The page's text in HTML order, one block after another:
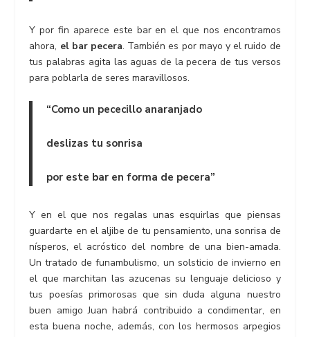
Y por fin aparece este bar en el que nos encontramos
ahora, el bar pecera. También es por mayo y el ruido de
tus palabras agita las aguas de la pecera de tus versos
para poblarla de seres maravillosos.
“Como un pececillo anaranjado
deslizas tu sonrisa
por este bar en forma de pecera”
Y en el que nos regalas unas esquirlas que piensas
guardarte en el aljibe de tu pensamiento, una sonrisa de
nísperos, el acróstico del nombre de una bien-amada.
Un tratado de funambulismo, un solsticio de invierno en
el que marchitan las azucenas su lenguaje delicioso y
tus poesías primorosas que sin duda alguna nuestro
buen amigo Juan habrá contribuido a condimentar, en
esta buena noche, además, con los hermosos arpegios